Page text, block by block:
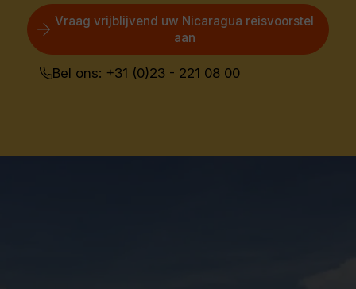
Vraag vrijblijvend uw Nicaragua reisvoorstel
aan
Bel ons: +31 (0)23 - 221 08 00